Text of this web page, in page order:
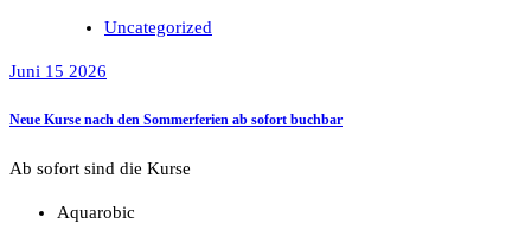
Uncategorized
Juni 15 2026
Neue Kurse nach den Sommerferien ab sofort buchbar
Ab sofort sind die Kurse
Aquarobic